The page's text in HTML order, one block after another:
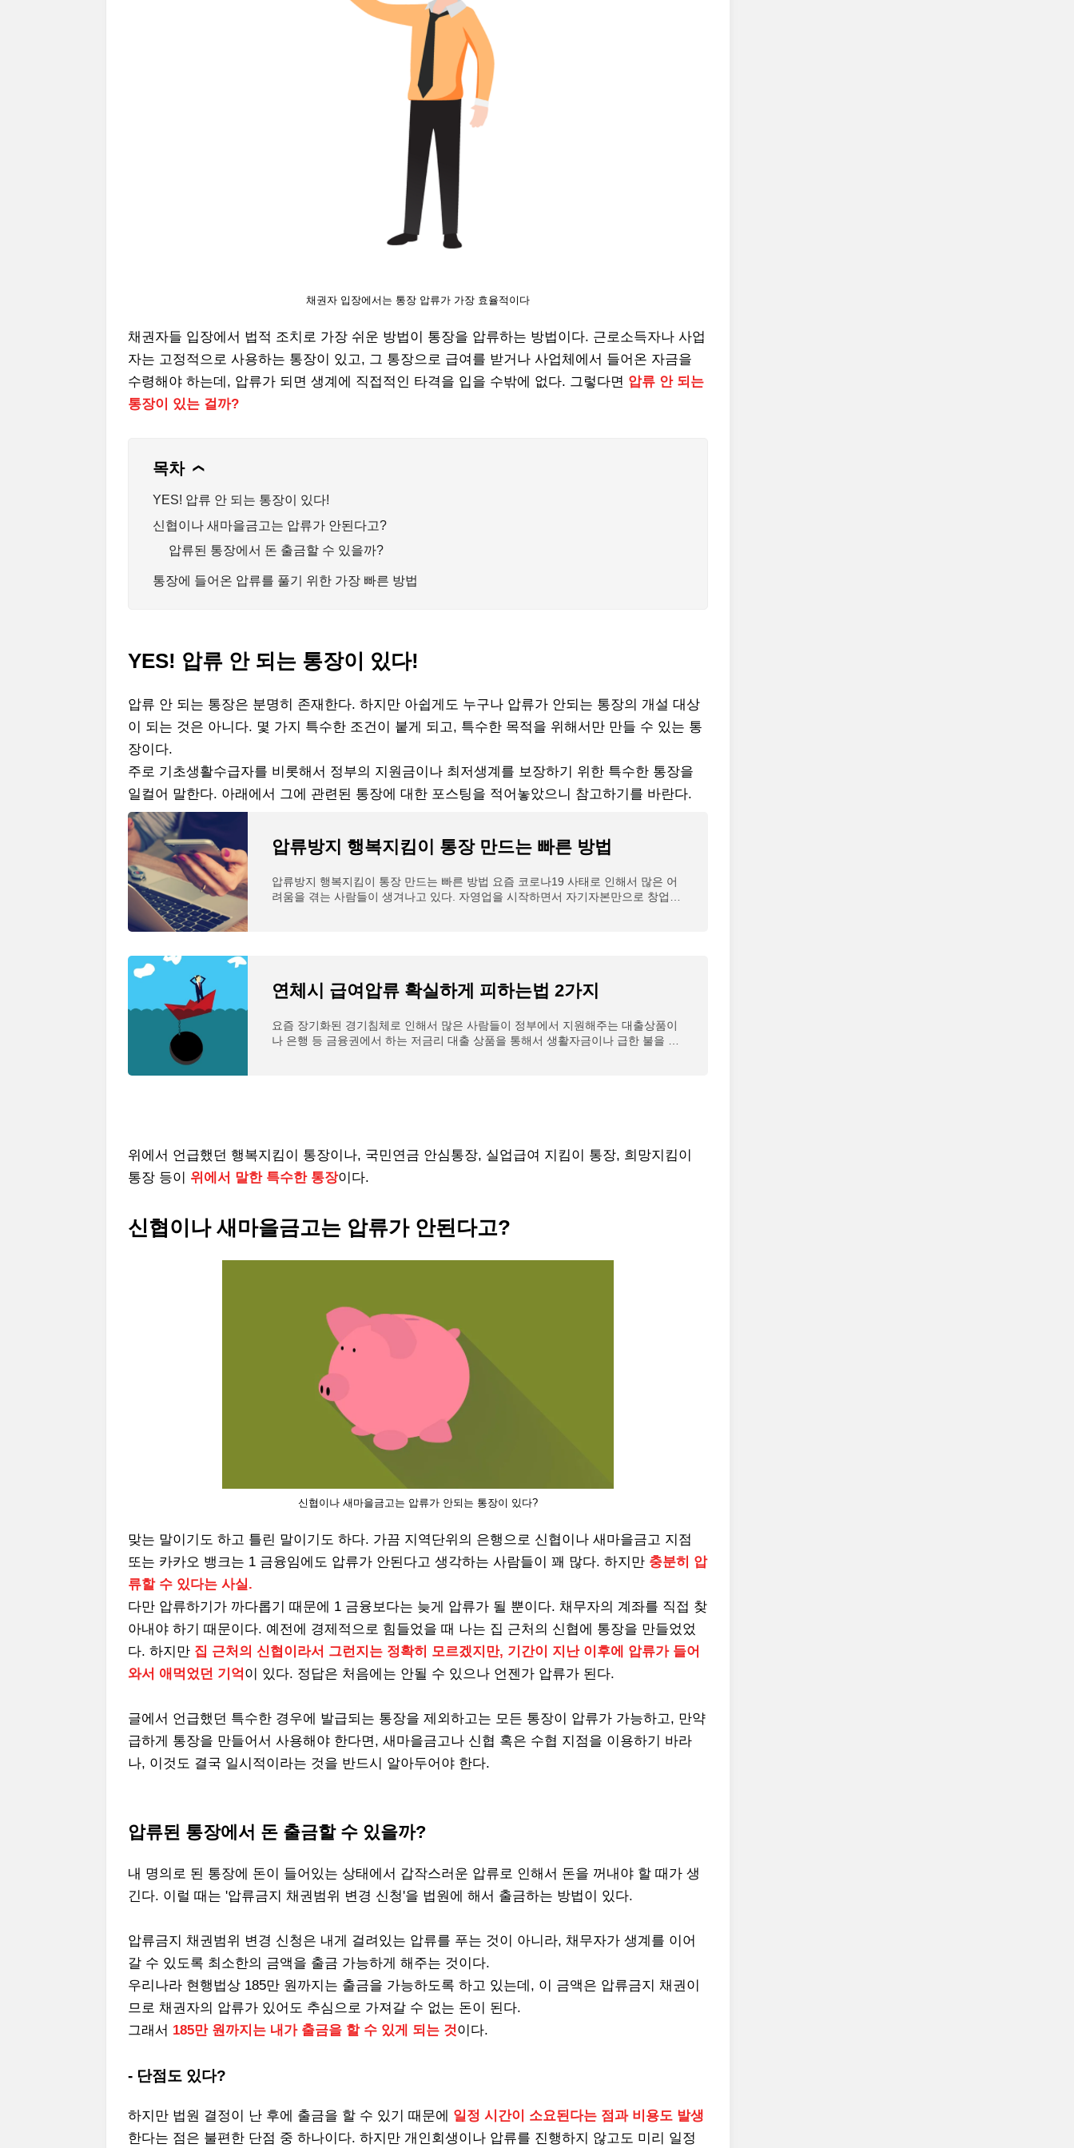
채권자 입장에서는 통장 압류가 가장 효율적이다
채권자들 입장에서 법적 조치로 가장 쉬운 방법이 통장을 압류하는 방법이다. 근로소득자나 사업
자는 고정적으로 사용하는 통장이 있고, 그 통장으로 급여를 받거나 사업체에서 들어온 자금을
수령해야 하는데, 압류가 되면 생계에 직접적인 타격을 입을 수밖에 없다. 그렇다면 압류 안 되는
통장이 있는 걸까?
목차 ❯
YES! 압류 안 되는 통장이 있다!
신협이나 새마을금고는 압류가 안된다고?
압류된 통장에서 돈 출금할 수 있을까?
통장에 들어온 압류를 풀기 위한 가장 빠른 방법
YES! 압류 안 되는 통장이 있다!
압류 안 되는 통장은 분명히 존재한다. 하지만 아쉽게도 누구나 압류가 안되는 통장의 개설 대상
이 되는 것은 아니다. 몇 가지 특수한 조건이 붙게 되고, 특수한 목적을 위해서만 만들 수 있는 통
장이다.
주로 기초생활수급자를 비롯해서 정부의 지원금이나 최저생계를 보장하기 위한 특수한 통장을
일컬어 말한다. 아래에서 그에 관련된 통장에 대한 포스팅을 적어놓았으니 참고하기를 바란다.
압류방지 행복지킴이 통장 만드는 빠른 방법
압류방지 행복지킴이 통장 만드는 빠른 방법 요즘 코로나19 사태로 인해서 많은 어
려움을 겪는 사람들이 생겨나고 있다. 자영업을 시작하면서 자기자본만으로 창업한
연체시 급여압류 확실하게 피하는법 2가지
요즘 장기화된 경기침체로 인해서 많은 사람들이 정부에서 지원해주는 대출상품이
나 은행 등 금융권에서 하는 저금리 대출 상품을 통해서 생활자금이나 급한 불을 끄
위에서 언급했던 행복지킴이 통장이나, 국민연금 안심통장, 실업급여 지킴이 통장, 희망지킴이
통장 등이 위에서 말한 특수한 통장이다.
신협이나 새마을금고는 압류가 안된다고?
신협이나 새마을금고는 압류가 안되는 통장이 있다?
맞는 말이기도 하고 틀린 말이기도 하다. 가끔 지역단위의 은행으로 신협이나 새마을금고 지점
또는 카카오 뱅크는 1 금융임에도 압류가 안된다고 생각하는 사람들이 꽤 많다. 하지만 충분히 압
류할 수 있다는 사실.
다만 압류하기가 까다롭기 때문에 1 금융보다는 늦게 압류가 될 뿐이다. 채무자의 계좌를 직접 찾
아내야 하기 때문이다. 예전에 경제적으로 힘들었을 때 나는 집 근처의 신협에 통장을 만들었었
다. 하지만 집 근처의 신협이라서 그런지는 정확히 모르겠지만, 기간이 지난 이후에 압류가 들어
와서 애먹었던 기억 이 있다. 정답은 처음에는 안될 수 있으나 언젠가 압류가 된다.
글에서 언급했던 특수한 경우에 발급되는 통장을 제외하고는 모든 통장이 압류가 가능하고, 만약
급하게 통장을 만들어서 사용해야 한다면, 새마을금고나 신협 혹은 수협 지점을 이용하기 바라
나, 이것도 결국 일시적이라는 것을 반드시 알아두어야 한다.
압류된 통장에서 돈 출금할 수 있을까?
내 명의로 된 통장에 돈이 들어있는 상태에서 갑작스러운 압류로 인해서 돈을 꺼내야 할 때가 생
긴다. 이럴 때는 '압류금지 채권범위 변경 신청'을 법원에 해서 출금하는 방법이 있다.
압류금지 채권범위 변경 신청은 내게 걸려있는 압류를 푸는 것이 아니라, 채무자가 생계를 이어
갈 수 있도록 최소한의 금액을 출금 가능하게 해주는 것이다.
우리나라 현행법상 185만 원까지는 출금을 가능하도록 하고 있는데, 이 금액은 압류금지 채권이
므로 채권자의 압류가 있어도 추심으로 가져갈 수 없는 돈이 된다.
그래서 185만 원까지는 내가 출금을 할 수 있게 되는 것이다.
- 단점도 있다?
하지만 법원 결정이 난 후에 출금을 할 수 있기 때문에 일정 시간이 소요된다는 점과 비용도 발생
한다는 점은 불편한 단점 중 하나이다. 하지만 개인회생이나 압류를 진행하지 않고도 미리 일정